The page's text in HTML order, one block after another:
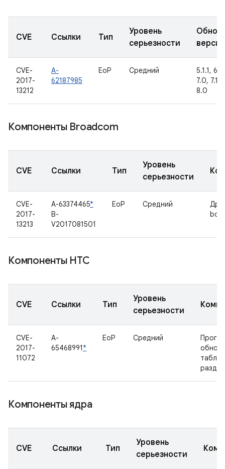
CVE Ссылки Тип
Уровень
серьезности
CVE-
2017-
13212
A-
62187985
EoP Средний
5.1.1,
7.0,
8.0
Компоненты Broadcom
CVE Ссылки Тип
Уровень
серьезности
CVE-
2017-
13213
A-63374465*
B-
V2017081501
EoP Средний
Компоненты HTC
CVE Ссылки Тип
Уровень
серьезности
CVE-
2017-
11072
A-
65468991*
EoP Средний
Компоненты ядра
CVE Ссылки Тип
Уровень
серьезности